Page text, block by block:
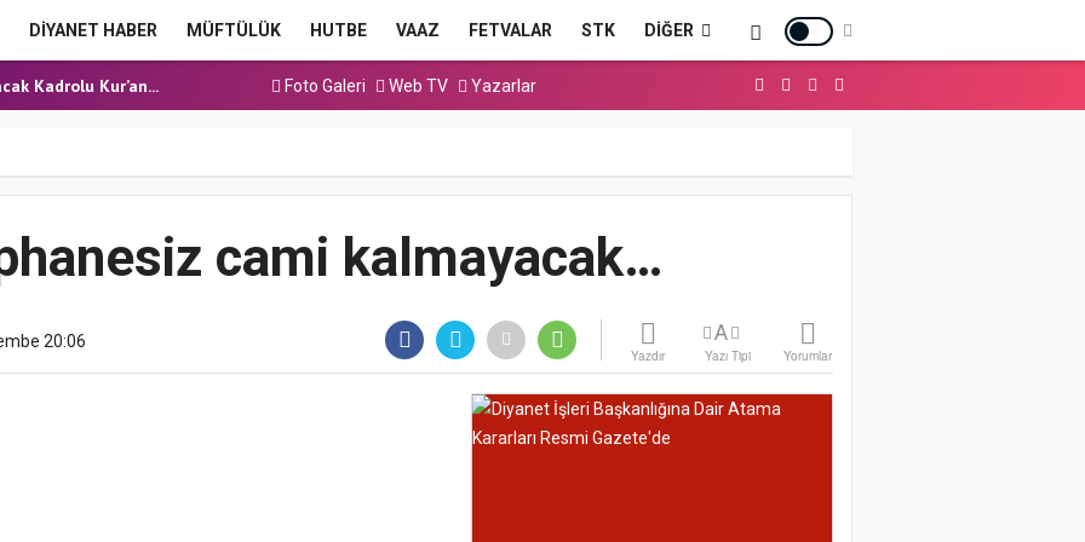
DİYANET HABER MÜFTÜLÜK HUTBE VAAZ FETVALAR STK DIĞER
Hutbesi
Hutbesi
Kadrolu Kur’an...
(Sözlü) So...
Hutbesi
Hutbesi
Hutbesi
Foto Galeri Web TV Yazarlar
cami kalmayacak…
20:06
Yazdır
A
Yazı Tipi Yorumlar